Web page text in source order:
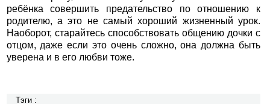
ребёнка совершить предательство по отношению к
родителю, а это не самый хороший жизненный урок.
Наоборот, старайтесь способствовать общению дочки с
отцом, даже если это очень сложно, она должна быть
уверена и в его любви тоже.
Тэги :